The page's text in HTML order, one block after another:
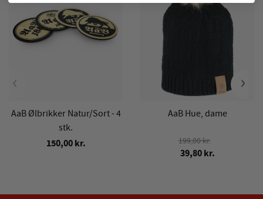
AaB Ølbrikker Natur/Sort - 4
stk.
150,00 kr.
AaB Hue, dame
199,00 kr.
39,80 kr.
‹ ›